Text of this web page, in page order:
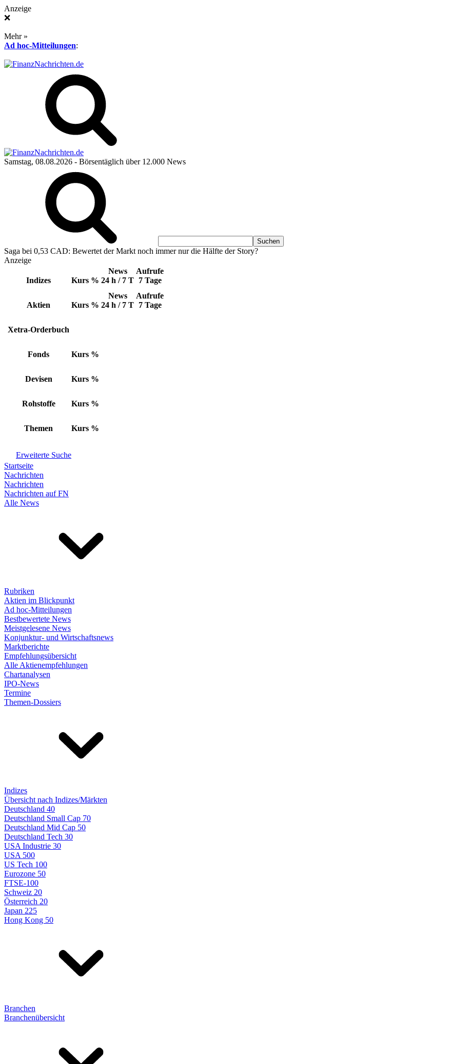
Anzeige
❌
Mehr »
Ad hoc-Mitteilungen:
Samstag, 08.08.2026 - Börsentäglich über 12.000 News
Saga bei 0,53 CAD: Bewertet der Markt noch immer nur die Hälfte der Story?
Anzeige
Indizes Kurs %
News
24 h / 7 T
Aufrufe
7 Tage
Aktien Kurs %
News
24 h / 7 T
Aufrufe
7 Tage
Xetra-Orderbuch
Fonds Kurs %
Devisen Kurs %
Rohstoffe Kurs %
Themen Kurs %
Erweiterte Suche
Startseite
Nachrichten
Nachrichten
Nachrichten auf FN
Alle News
Rubriken
Aktien im Blickpunkt
Ad hoc-Mitteilungen
Bestbewertete News
Meistgelesene News
Konjunktur- und Wirtschaftsnews
Marktberichte
Empfehlungsübersicht
Alle Aktienempfehlungen
Chartanalysen
IPO-News
Termine
Themen-Dossiers
Indizes
Übersicht nach Indizes/Märkten
Deutschland 40
Deutschland Small Cap 70
Deutschland Mid Cap 50
Deutschland Tech 30
USA Industrie 30
USA 500
US Tech 100
Eurozone 50
FTSE-100
Schweiz 20
Österreich 20
Japan 225
Hong Kong 50
Branchen
Branchenübersicht